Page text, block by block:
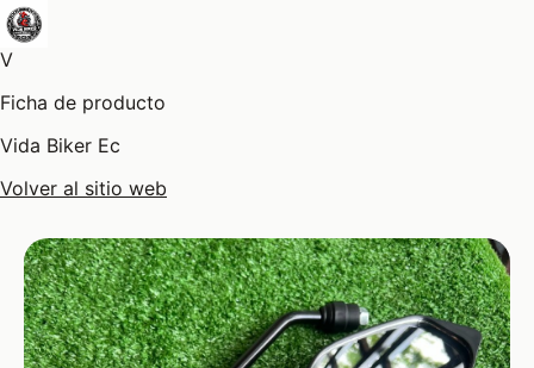
V
Ficha de producto
Vida Biker Ec
Volver al sitio web